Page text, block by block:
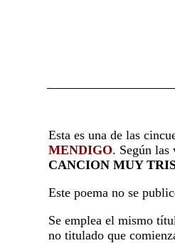
Esta es una de las
MENDIGO. Según las
CANCION MUY
Este poema no se
Se emplea el mismo
no titulado que